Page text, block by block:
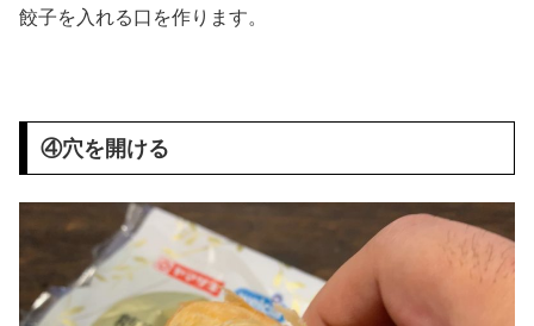
餃子を入れる口を作ります。
④穴を開ける